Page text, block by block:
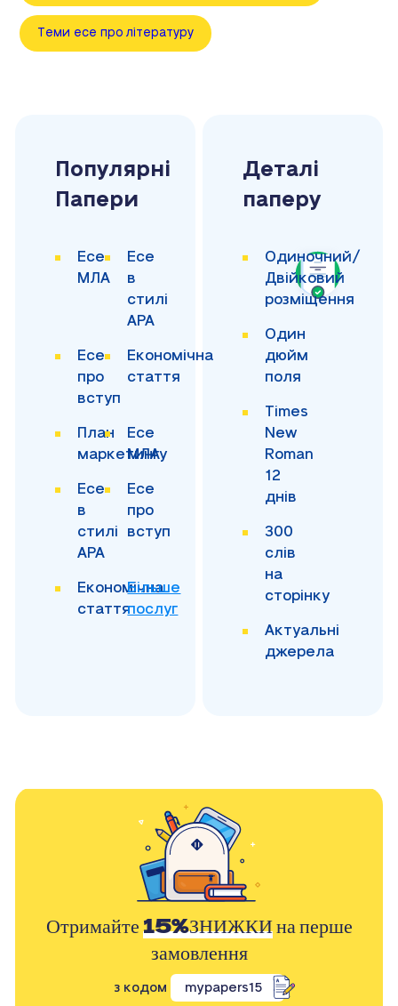
Теми есе про літературу
Популярні
Папери
Есе
МЛА
Есе
в
стилі
APA
Есе
про
вступ
Економічна
стаття
План
маркетингу
Есе
МЛА
Есе
в
стилі
APA
Есе
про
вступ
Економічна
стаття
Більше
послуг
Деталі
паперу
Одиночний/
Двійковий
розміщення
Один
дюйм
поля
Times
New
Roman
12
днів
300
слів
на
сторінку
Актуальні
джерела
Отримайте15%ЗНИЖКИна перше
замовлення
з кодом mypapers15